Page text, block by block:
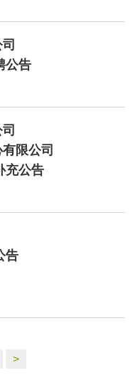
公告
限公司
充公告
告
>